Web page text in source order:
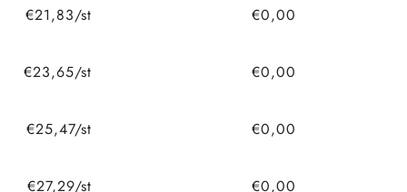
€21,83/st €0,00
€23,65/st €0,00
€25,47/st €0,00
€27,29/st €0,00